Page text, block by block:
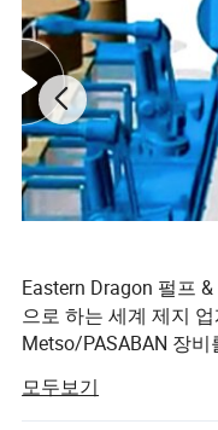
배송 정보
수송: 바다, 비행기... 등
적재량: 20' FCL:15-17MT;
상세 사진
Eastern Dragon 펄프
으로 하는 세계 제지
Metso/PASABAN 장
원지 외에도 고객의
모두보기